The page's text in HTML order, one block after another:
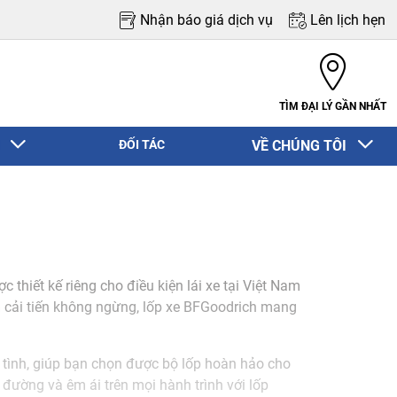
Nhận báo giá dịch vụ Lên lịch hẹn
TÌM ĐẠI LÝ GẦN NHẤT
ĐỐI TÁC VỀ CHÚNG TÔI
thiết kế riêng cho điều kiện lái xe tại Việt Nam
tiến không ngừng, lốp xe BFGoodrich mang
giúp bạn chọn được bộ lốp hoàn hảo cho
và êm ái trên mọi hành trình với lốp